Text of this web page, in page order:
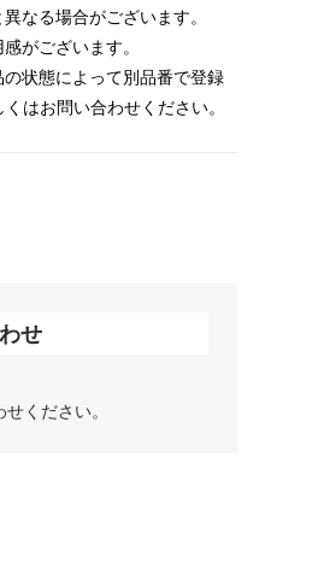
なる場合がございます。
がございます。
状態によって別品番で登録
はお問い合わせください。
せ
ください。